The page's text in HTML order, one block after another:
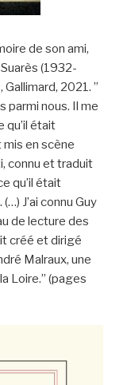
de son ami,
(1932-
, Gallimard, 2021. ”
parmi nous. Il me
qu’il était
mis en scène
connu et traduit
qu’il était
J’ai connu Guy
de lecture des
créé et dirigé
Malraux, une
Loire.” (pages